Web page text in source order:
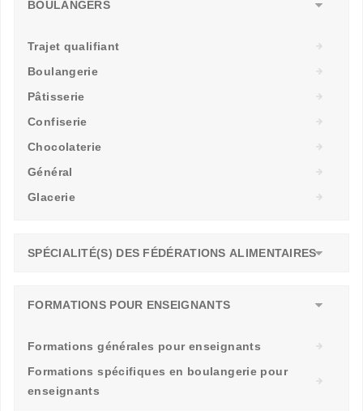
BOULANGERS
Trajet qualifiant
Boulangerie
Pâtisserie
Confiserie
Chocolaterie
Général
Glacerie
SPÉCIALITÉ(S) DES FÉDÉRATIONS ALIMENTAIRES
FORMATIONS POUR ENSEIGNANTS
Formations générales pour enseignants
Formations spécifiques en boulangerie pour
enseignants